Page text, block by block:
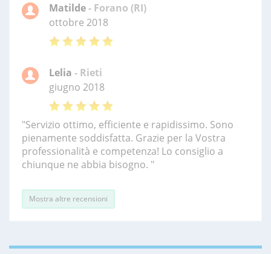
Matilde- Forano (RI)
ottobre 2018
Lelia - Rieti
giugno 2018
"Servizio ottimo, efficiente e rapidissimo. Sono
pienamente soddisfatta. Grazie per la Vostra
professionalità e competenza! Lo consiglio a
chiunque ne abbia bisogno. "
Mostra altre recensioni